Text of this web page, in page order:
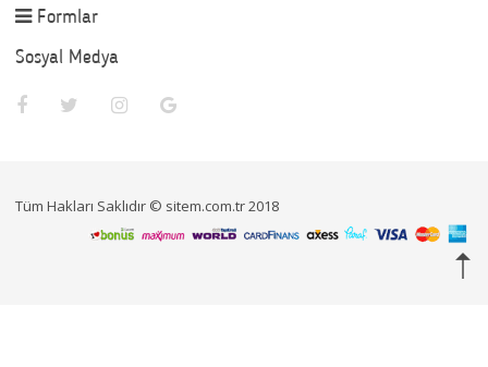
Formlar
Sosyal Medya
Tüm Hakları Saklıdır © sitem.com.tr 2018